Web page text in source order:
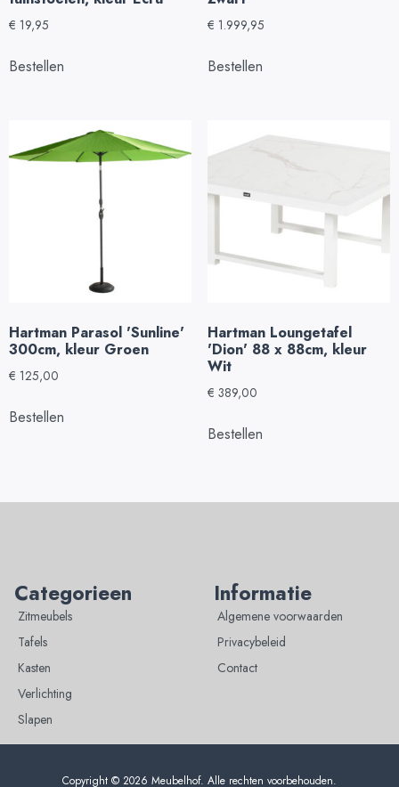
€ 19,95
Bestellen
€ 1.999,95
Bestellen
Hartman Parasol 'Sunline'
300cm, kleur Groen
€ 125,00
Bestellen
Hartman Loungetafel
'Dion' 88 x 88cm, kleur
Wit
€ 389,00
Bestellen
Categorieen
Zitmeubels
Tafels
Kasten
Verlichting
Slapen
Informatie
Algemene voorwaarden
Privacybeleid
Contact
Copyright © 2026 Meubelhof. Alle rechten voorbehouden.